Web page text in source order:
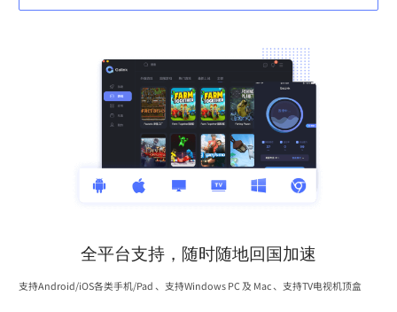
全平台支持，随时随地回国加速
支持Android/iOS各类手机/Pad 、支持Windows PC 及 Mac 、支持TV电视机顶盒